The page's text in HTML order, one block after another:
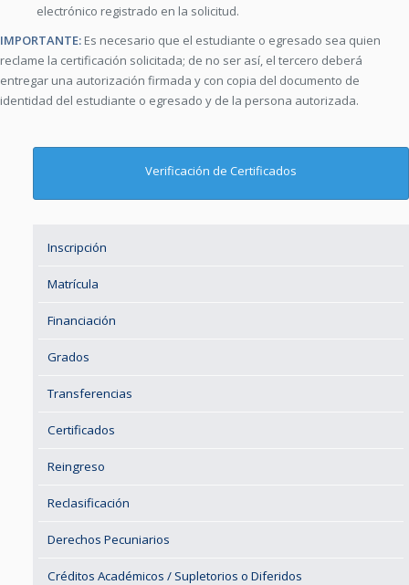
electrónico registrado en la solicitud.
IMPORTANTE: Es necesario que el estudiante o egresado sea quien
reclame la certificación solicitada; de no ser así, el tercero deberá
entregar una autorización firmada y con copia del documento de
identidad del estudiante o egresado y de la persona autorizada.
Verificación de Certificados
Inscripción
Matrícula
Financiación
Grados
Transferencias
Certificados
Reingreso
Reclasificación
Derechos Pecuniarios
Créditos Académicos / Supletorios o Diferidos